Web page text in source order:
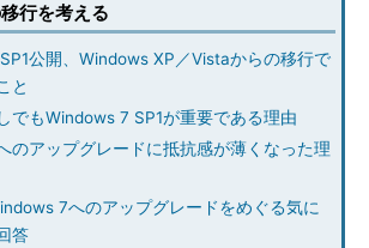
行を考える
公開、Windows XP／Vistaからの移行で
と
でもWindows 7 SP1が重要である理由
のアップグレードに抵抗感が薄くなった理
7へのアップグレードをめぐる気に
答